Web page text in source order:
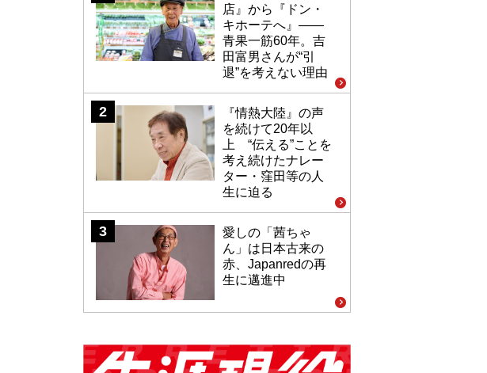
店』から『ドン・
キホーテへ』――
青果一筋60年。吉
田富男さんが“引
退”を考えない理由
『情熱大陸』の声
を続けて20年以
上 “伝える”ことを
考え続けたナレー
ター・窪田等の人
生に迫る
愛しの「茜ちゃ
ん」は日本古来の
赤、Japanredの再
生に邁進中